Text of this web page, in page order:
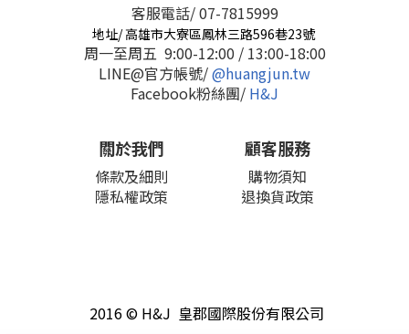
客服電話/ 07-7815999
地址/ 高雄市大寮區鳳林三路596巷23號
周一至周五 9:00-12:00 / 13:00-18:00
LINE@官方帳號/@huangjun.tw
Facebook粉絲團/ H&J
關於我們
條款及細則
隱私權政策
顧客服務
購物須知
退換貨政策
2016 © H&J 皇郡國際股份有限公司